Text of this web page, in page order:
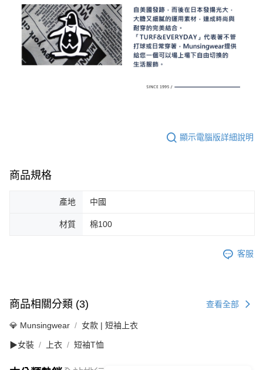
顯示電腦版詳細說明
商品規格
產地 中國
材質 棉100
客服
商品相關分類 (3) 查看全部
💎 Munsingwear 女款 | 短袖上衣
▶女裝 上衣 短袖T恤